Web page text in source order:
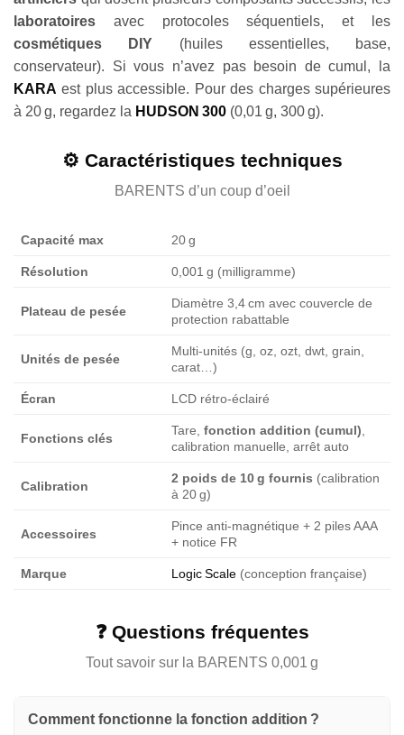
laboratoires avec protocoles séquentiels, et les
cosmétiques DIY (huiles essentielles, base,
conservateur). Si vous n’avez pas besoin de cumul, la
KARA est plus accessible. Pour des charges supérieures
à 20 g, regardez la HUDSON 300 (0,01 g, 300 g).
⚙️ Caractéristiques techniques
BARENTS d’un coup d’oeil
Capacité max 20 g
Résolution 0,001 g (milligramme)
Plateau de pesée
Diamètre 3,4 cm avec couvercle de
protection rabattable
Unités de pesée
Multi-unités (g, oz, ozt, dwt, grain,
carat…)
Écran LCD rétro-éclairé
Fonctions clés
Tare, fonction addition (cumul)
calibration manuelle, arrêt auto
Calibration
2 poids de 10 g fournis (calibration
à 20 g)
Accessoires
Pince anti-magnétique + 2 piles AAA
+ notice FR
Marque Logic Scale (conception française)
❓ Questions fréquentes
Tout savoir sur la BARENTS 0,001 g
Comment fonctionne la fonction addition ?